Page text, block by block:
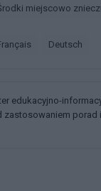
Środki miejscowo
français deutsch
edukacyjno-
porad